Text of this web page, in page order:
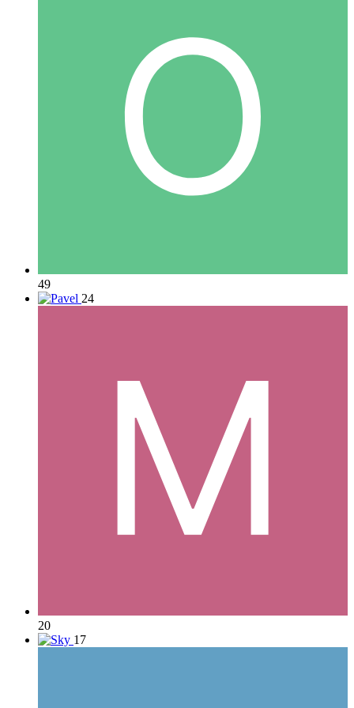
49
24
20
17